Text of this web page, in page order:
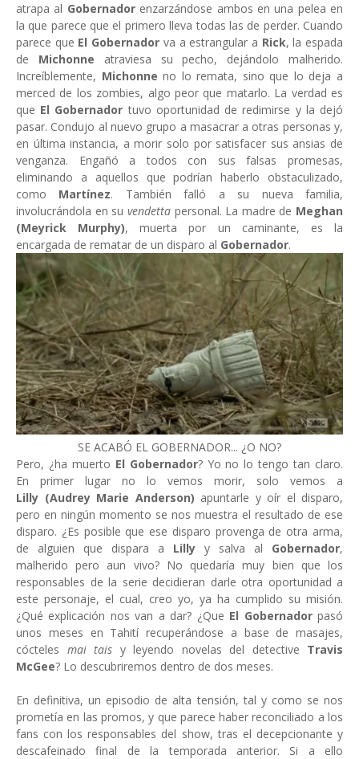
atrapa al Gobernador enzarzándose ambos en una pelea en
la que parece que el primero lleva todas las de perder. Cuando
parece que El Gobernador va a estrangular a Rick, la espada
de Michonne atraviesa su pecho, dejándolo malherido.
Increíblemente, Michonneno lo remata, sino que lo deja a
merced de los zombies, algo peor que matarlo. La verdad es
que El Gobernadortuvo oportunidad de redimirse y la dejó
pasar. Condujo al nuevo grupo a masacrar a otras personas y,
en última instancia, a morir solo por satisfacer sus ansias de
venganza. Engañó a todos con sus falsas promesas,
eliminando a aquellos que podrían haberlo obstaculizado,
como Martínez. También falló a su nueva familia,
involucrándola en su vendetta personal. La madre de Meghan
(Meyrick Murphy), muerta por un caminante, es la
encargada de rematar de un disparo al Gobernador.
SE ACABÓ EL GOBERNADOR... ¿O NO?
Pero, ¿ha muerto El Gobernador? Yo no lo tengo tan claro.
En primer lugar no lo vemos morir, solo vemos a
Lilly (Audrey Marie Anderson) apuntarle y oír el disparo,
pero en ningún momento se nos muestra el resultado de ese
disparo. ¿Es posible que ese disparo provenga de otra arma,
de alguien que dispara a Lilly y salva al Gobernador,
malherido pero aun vivo? No quedaría muy bien que los
responsables de la serie decidieran darle otra oportunidad a
este personaje, el cual, creo yo, ya ha cumplido su misión.
¿Qué explicación nos van a dar? ¿Que El Gobernadorpasó
unos meses en Tahití recuperándose a base de masajes,
cócteles mai tais y leyendo novelas del detective Travis
McGee? Lo descubriremos dentro de dos meses.
En definitiva, un episodio de alta tensión, tal y como se nos
prometía en las promos, y que parece haber reconciliado a los
fans con los responsables del show, tras el decepcionante y
descafeinado final de la temporada anterior. Si a ello